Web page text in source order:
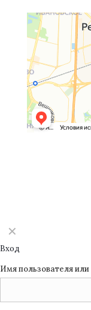
✕
Вход
Имя пользователя